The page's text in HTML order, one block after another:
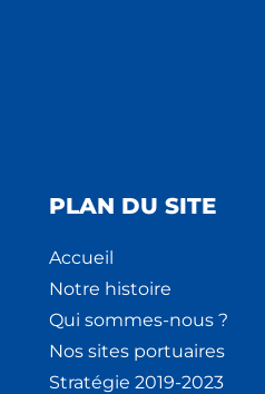
PLAN DU SITE
Accueil
Notre histoire
Qui sommes-nous ?
Nos sites portuaires
Stratégie 2019-2023